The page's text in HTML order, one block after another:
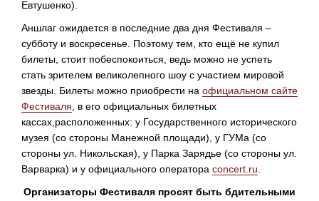
Евтушенко).
Аншлаг ожидается в последние два дня Фестиваля –
субботу и воскресенье. Поэтому тем, кто ещё не купил
билеты, стоит побеспокоиться, ведь можно не успеть
стать зрителем великолепного шоу с участием мировой
звезды. Билеты можно приобрести на официальном сайте
Фестиваля , в его официальных билетных
кассах,расположенных: у Государственного исторического
музея (со стороны Манежной площади), у ГУМа (со
стороны ул. Никольская), у Парка Зарядье (со стороны ул.
Варварка) и у официального оператора concert.ru
Организаторы Фестиваля просят быть бдительными